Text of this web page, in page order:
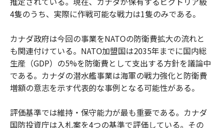
4隻のうち、実際に作戦可能な戦力は1隻のみである。
カナダ政府は今回の事業をNATOの防衛費拡大の流れと
も関連付けている。NATO加盟国は2035年までに国内総
生産（GDP）の5%を防衛費として支出する方針を議論中
である。カナダの潜水艦事業は海軍の戦力強化と防衛費
増額の意志を示す代表的な事例となる可能性がある。
評価基準では維持・保守能力が最も重要である。カナダ
国防投資庁は入札案を4つの基準で評価している。その